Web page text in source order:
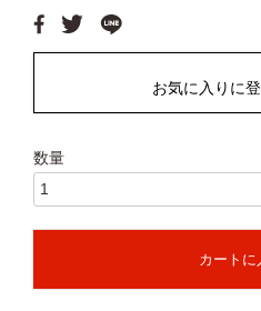
お気に入りに
カートに